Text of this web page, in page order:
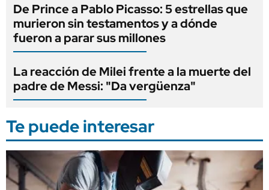
De Prince a Pablo Picasso: 5 estrellas que
murieron sin testamentos y a dónde
fueron a parar sus millones
La reacción de Milei frente a la muerte del
padre de Messi: "Da vergüenza"
Te puede interesar